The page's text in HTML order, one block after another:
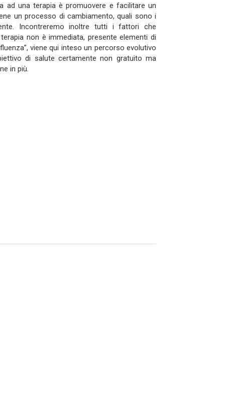
ad una terapia è promuovere e facilitare un
un processo di cambiamento, quali sono i
Incontreremo inoltre tutti i fattori che
non è immediata, presente elementi di
viene qui inteso un percorso evolutivo
di salute certamente non gratuito ma
in più.